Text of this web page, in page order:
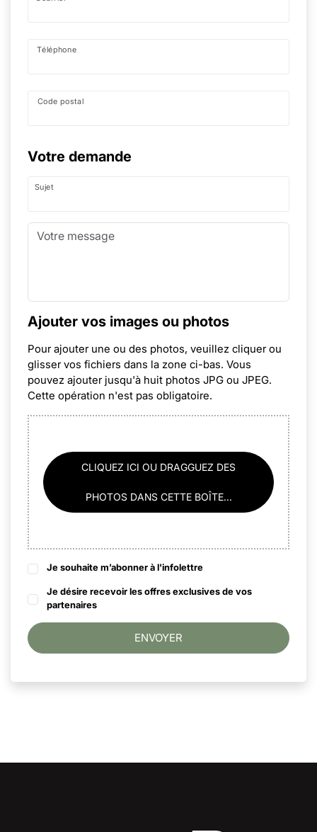
Téléphone
Code postal
Votre demande
Sujet
Ajouter vos images ou photos
Pour ajouter une ou des photos, veuillez cliquer ou
glisser vos fichiers dans la zone ci-bas. Vous
pouvez ajouter jusqu'à huit photos JPG ou JPEG.
Cette opération n'est pas obligatoire.
CLIQUEZ ICI OU DRAGGUEZ DES
PHOTOS DANS CETTE BOÎTE...
Je souhaite m’abonner à l'infolettre
Je désire recevoir les offres exclusives de vos
partenaires
ENVOYER